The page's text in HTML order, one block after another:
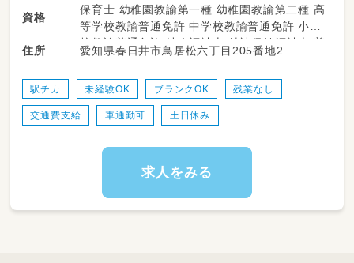
雇用期間6ヶ月（原則更新・更新上限なし）
・従事すべき業務の変更あり:会社の定める業務
能な事業所に異動の可能性あり
はぐぽんでは療育の必要なお子さまが、日常生
活における動作やルール、社会性、正しい言葉遣
課後活動をサポートしています。
学校という枠組みから卒業し、社会人となった
そんな想いを込めながら、職員も一緒に遊んだ
資格
保育士 幼稚園教諭第一種 幼稚園教諭第二種 高
等学校教諭普通免許 中学校教諭普通免許 小学
校教諭普通免許 社会福祉士 精神保健福祉士 普
通自動車運転免許
住所 愛知県春日井市鳥居松六丁目205番地2
駅チカ 未経験OK ブランクOK 残業なし
交通費支給 車通勤可 土日休み
求人をみる